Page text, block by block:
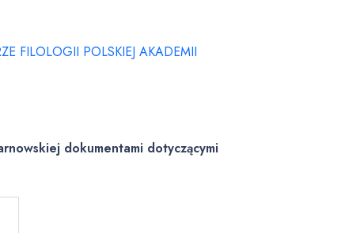
FILOLOGII POLSKIEJ AKADEMII
dokumentami dotyczącymi